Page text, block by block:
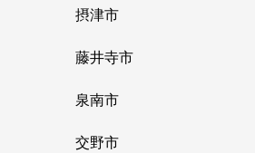
摂津市
藤井寺市
泉南市
交野市